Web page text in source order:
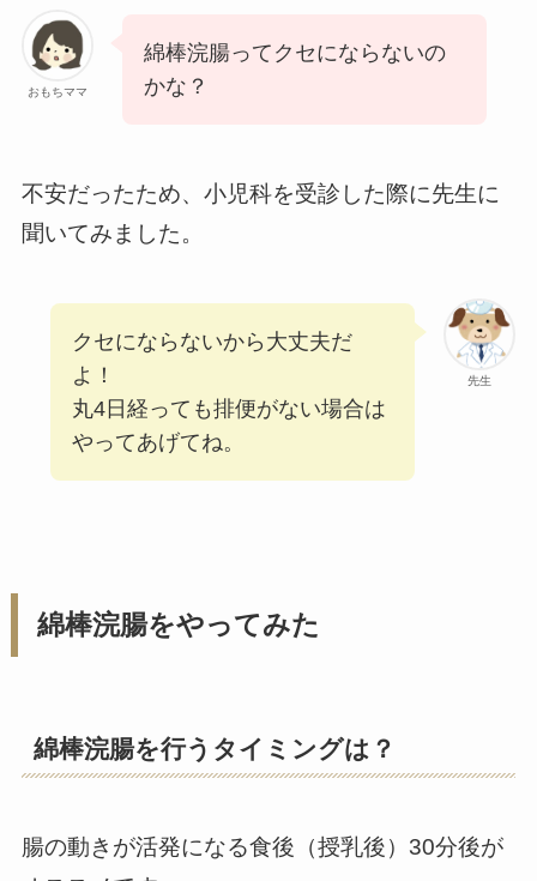
おもちママ
綿棒浣腸ってクセにならないの
かな？
不安だったため、小児科を受診した際に先生に
聞いてみました。
先生
クセにならないから大丈夫だ
よ！
丸4日経っても排便がない場合は
やってあげてね。
綿棒浣腸をやってみた
綿棒浣腸を行うタイミングは？
腸の動きが活発になる食後（授乳後）30分後が